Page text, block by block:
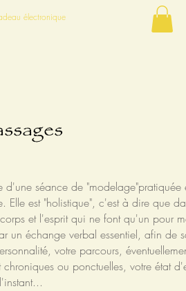
électronique
d'une séance de "modelage"pratiquée
Elle est "holistique", c'est à dire que
et l'esprit qui ne font qu'un pour
un échange verbal essentiel, afin de
votre parcours,
ou ponctuelles, votre état
l'instant...